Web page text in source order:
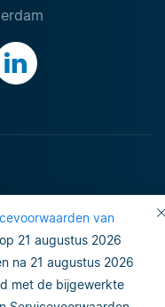
van
21 augustus 2026
na 21 augustus 2026
met de bijgewerkte